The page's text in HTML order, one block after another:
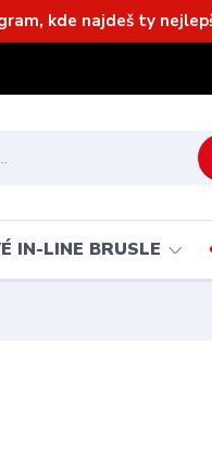
kde najdeš ty
IN-LINE BRUSLE